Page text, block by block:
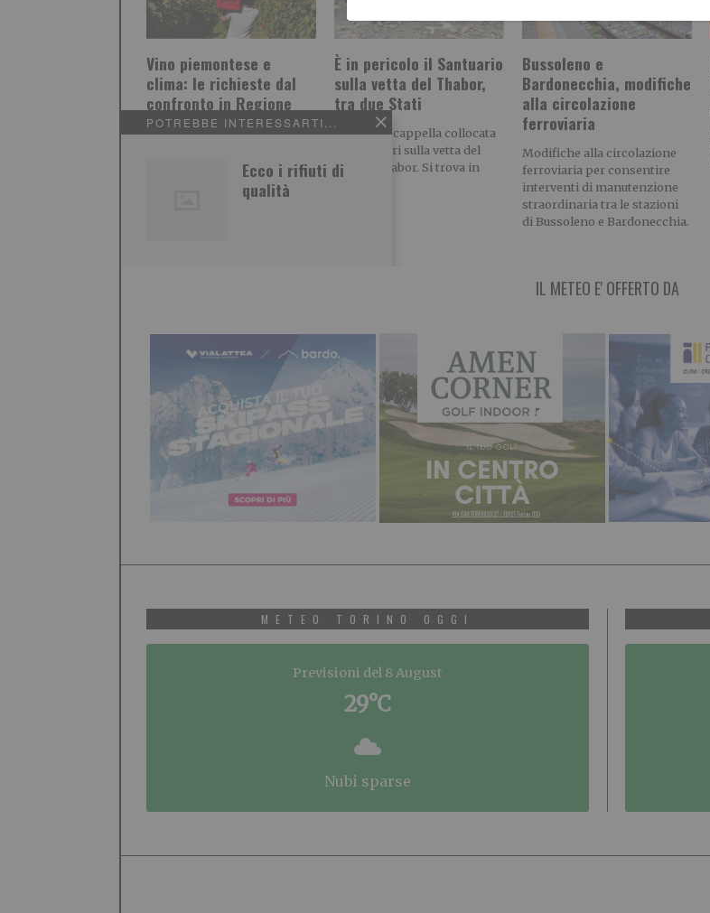
POTREBBE INTERESSARTI...
Ecco i rifiuti di
qualità
Vino piemontese e
clima: le richieste dal
confronto in Regione
Il clima è diventato uno dei
incertezza per il comparto
vitivinicolo piemontese, non
È in pericolo il Santuario
sulla vetta del Thabor,
tra due Stati
E’ l’antica cappella collocata
a 3178 metri sulla vetta del
Monte Thabor. Si trova in
Bussoleno e
Bardonecchia, modifiche
alla circolazione
ferroviaria
Modifiche alla circolazione
ferroviaria per consentire
interventi di manutenzione
straordinaria tra le stazioni
di Bussoleno e Bardonecchia.
IL METEO E' OFFERTO DA
METEO TORINO OGGI
Previsioni del 8 August
29°C
nubi sparse